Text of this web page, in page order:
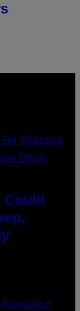
Could